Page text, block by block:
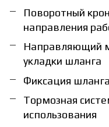
Поворотный
направления
Направляющий
укладки шланга
Фиксация
Тормозная
использования